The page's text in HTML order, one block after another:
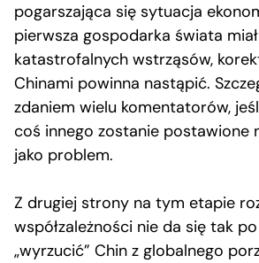
pogarszająca się sytuacja
pierwsza gospodarka świata
katastrofalnych wstrząsów,
Chinami powinna nastąpić.
zdaniem wielu komentatorów,
coś innego zostanie postawione
jako problem.
Z drugiej strony na tym etapie
współzależności nie da się tak
„wyrzucić” Chin z globalnego